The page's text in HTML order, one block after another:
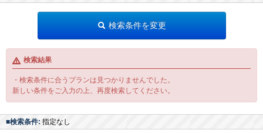
検索条件を変更
検索結果
・検索条件に合うプランは見つかりませんでした。
新しい条件をご入力の上、再度検索してください。
■検索条件: 指定なし